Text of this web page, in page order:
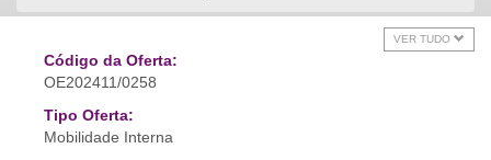
VER TUDO
Código da Oferta:
OE202411/0258
Tipo Oferta:
Mobilidade Interna